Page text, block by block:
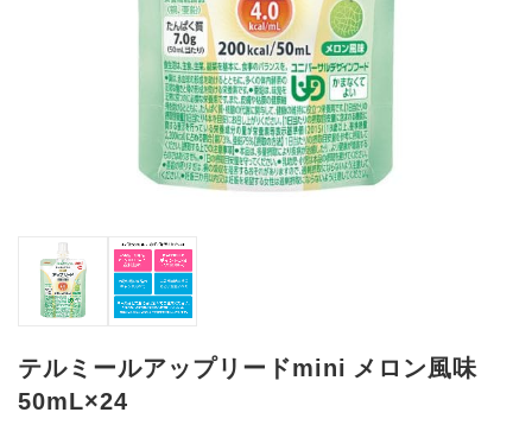
テルミールアップリードmini メロン風味
50mL×24